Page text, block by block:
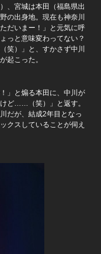
、宮城は本田（福島県出
の出身地。現在も神奈川
だいまー！」と元気に呼
っと意味変わってない？
笑）」と、すかさず中川
起こった。
」と煽る本田に、中川が
ど……（笑）」と返す。
だが、結成2年目となっ
クスしていることが伺え